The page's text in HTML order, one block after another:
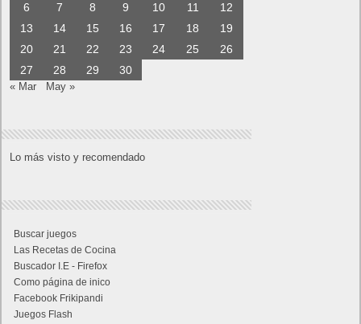
6
7 8 9 10 11
12
13
14 15 16 17 18
19
20
21 22 23 24 25
26
27
28 29 30
« Mar May »
Lo más visto y recomendado
Buscar juegos
Las Recetas de Cocina
Buscador I.E - Firefox
Como página de inico
Facebook Frikipandi
Juegos Flash